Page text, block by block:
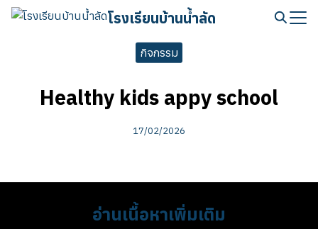
Skip
โรงเรียนบ้านน้ำลัด
กิจกรรม
Healthy kids appy school
17/02/2026
อ่านเนื้อหาเพิ่มเติม